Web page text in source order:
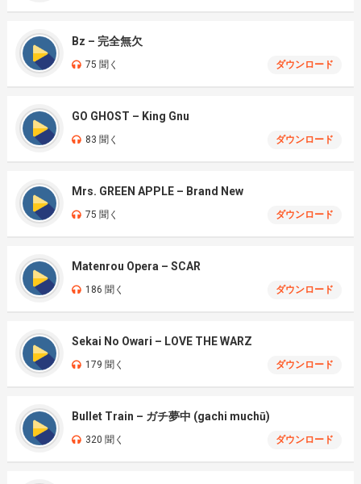
Bz – 完全無欠
75 聞く ダウンロード
GO GHOST – King Gnu
83 聞く ダウンロード
Mrs. GREEN APPLE – Brand New
75 聞く ダウンロード
Matenrou Opera – SCAR
186 聞く ダウンロード
Sekai No Owari – LOVE THE WARZ
179 聞く ダウンロード
Bullet Train – ガチ夢中 (gachi muchū)
320 聞く ダウンロード